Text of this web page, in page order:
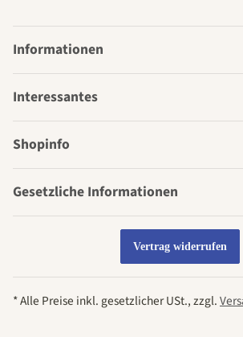
Informationen
Interessantes
Shopinfo
Gesetzliche Informationen
Vertrag widerrufen
* Alle Preise inkl. gesetzlicher USt., zzgl.